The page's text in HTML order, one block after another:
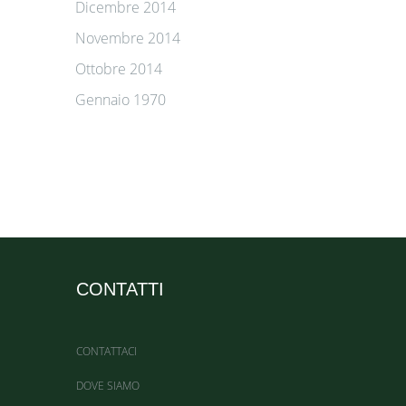
Dicembre 2014
Novembre 2014
Ottobre 2014
Gennaio 1970
CONTATTI
CONTATTACI
DOVE SIAMO